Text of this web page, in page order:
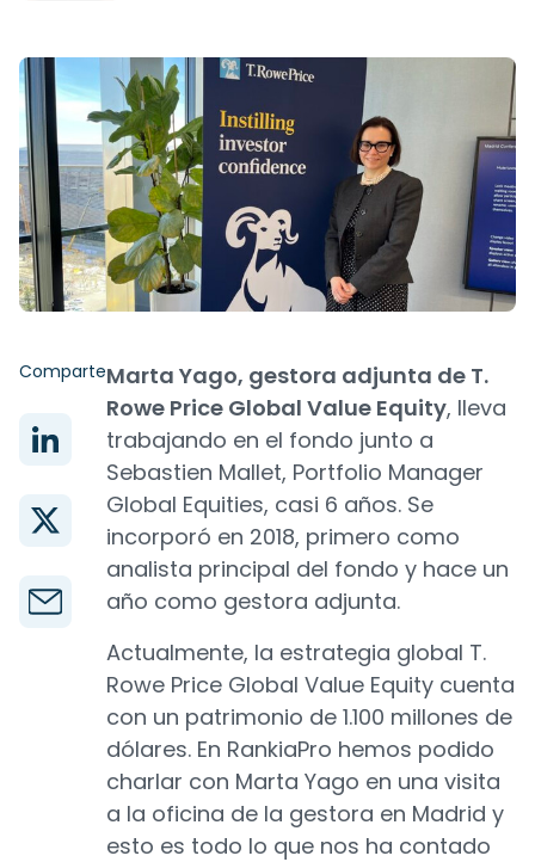
ComparteMarta Yago, gestora adjunta de T.
Rowe Price Global Value Equity, lleva
trabajando en el fondo junto a
Sebastien Mallet, Portfolio Manager
Global Equities, casi 6 años. Se
incorporó en 2018, primero como
analista principal del fondo y hace un
año como gestora adjunta.
Actualmente, la estrategia global T.
Rowe Price Global Value Equity cuenta
con un patrimonio de 1.100 millones de
dólares. En RankiaPro hemos podido
charlar con Marta Yago en una visita
a la oficina de la gestora en Madrid y
esto es todo lo que nos ha contado